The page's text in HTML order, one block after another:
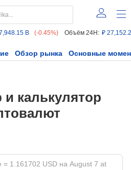
B (-0.45%) Объём 24H: ₽
Обзор рынка Основные
и калькулятор
= 1.161702 USD на August 7 at